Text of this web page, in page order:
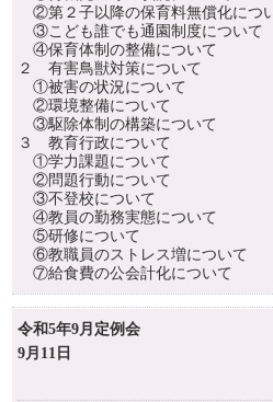
②第２子以降の保育料無償化につ
③こども誰でも通園制度について
④保育体制の整備について
２ 有害鳥獣対策について
①被害の状況について
②環境整備について
③駆除体制の構築について
３ 教育行政について
①学力課題について
②問題行動について
③不登校について
④教員の勤務実態について
⑤研修について
⑥教職員のストレス増について
⑦給食費の公会計化について
令和5年9月定例会
9月11日